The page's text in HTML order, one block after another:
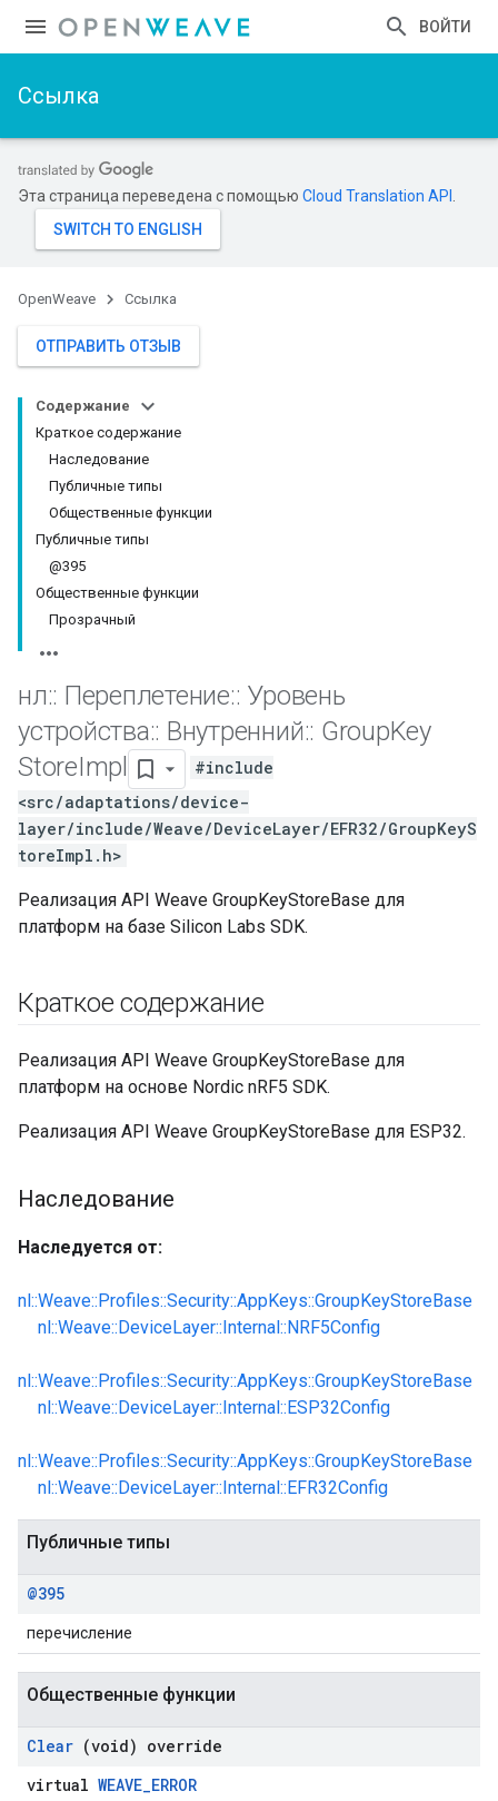
ВОЙТИ
Ссылка
Эта страница переведена с помощью Cloud Translation API
OpenWeave Ссылка
ОТПРАВИТЬ ОТЗЫВ
Содержание
Краткое содержание
Наследование
Публичные типы
Общественные функции
Публичные типы
@395
Общественные функции
Прозрачный
нл:: Переплетение:: Уровень
устройства:: Внутренний:: GroupKey
StoreImpl
#include
<src/adaptations/device-
layer/include/Weave/DeviceLayer/EFR32/GroupKeyS
toreImpl.h>
Реализация API Weave GroupKeyStoreBase для
платформ на базе Silicon Labs SDK.
Краткое содержание
Реализация API Weave GroupKeyStoreBase для
платформ на основе Nordic nRF5 SDK.
Реализация API Weave GroupKeyStoreBase для ESP32.
Наследование
Наследуется от:
nl::Weave::Profiles::Security::AppKeys::GroupKeyStoreBase
nl::Weave::DeviceLayer::Internal::NRF5Config
nl::Weave::Profiles::Security::AppKeys::GroupKeyStoreBase
nl::Weave::DeviceLayer::Internal::ESP32Config
nl::Weave::Profiles::Security::AppKeys::GroupKeyStoreBase
nl::Weave::DeviceLayer::Internal::EFR32Config
Публичные типы
@395
перечисление
Общественные функции
Clear (void) override
virtual WEAVE_ERROR